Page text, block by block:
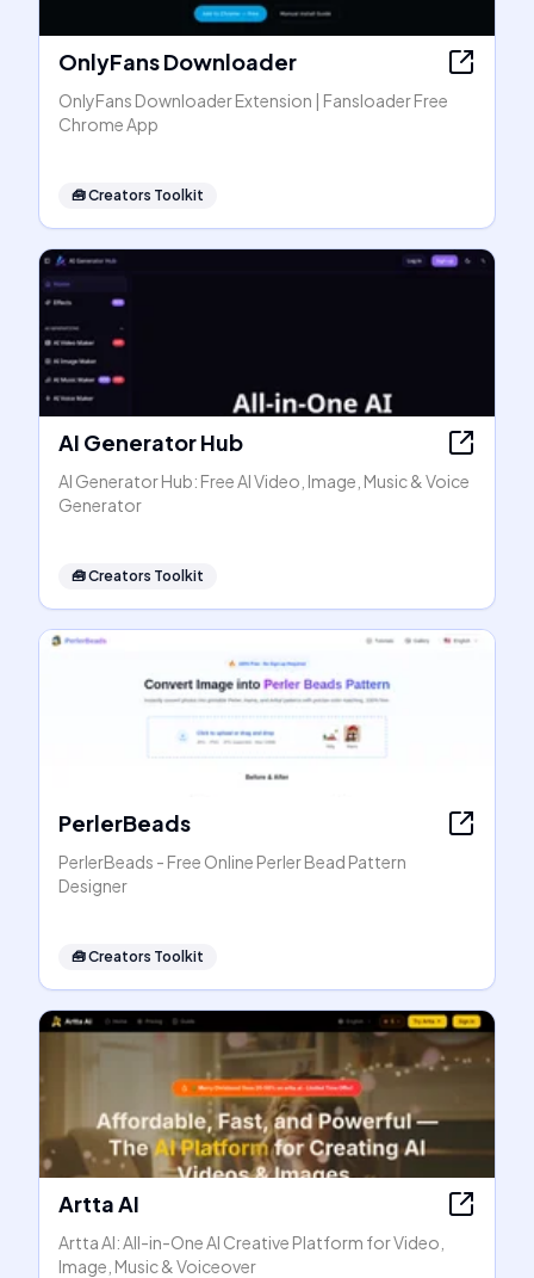
OnlyFans Downloader
OnlyFans Downloader Extension | Fansloader Free
Chrome App
🧰Creators Toolkit
AI Generator Hub
AI Generator Hub: Free AI Video, Image, Music & Voice
Generator
🧰Creators Toolkit
PerlerBeads
PerlerBeads - Free Online Perler Bead Pattern
Designer
🧰Creators Toolkit
Artta AI
Artta AI: All-in-One AI Creative Platform for Video,
Image, Music & Voiceover